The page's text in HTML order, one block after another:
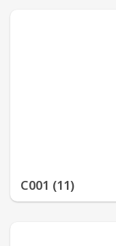
С001 (11)